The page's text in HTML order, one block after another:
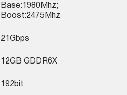
Base:1980Mhz;
Boost:2475Mhz
21Gbps
12GB GDDR6X
192bit